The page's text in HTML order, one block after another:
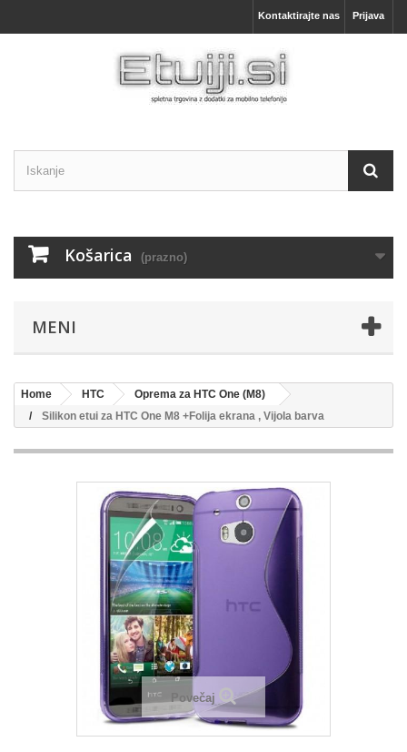
Prijava
Kontaktirajte nas
Košarica (prazno)
MENI
Home HTC
Oprema za HTC One (M8)
Silikon etui za HTC One M8 +Folija ekrana , Vijola barva
Povečaj